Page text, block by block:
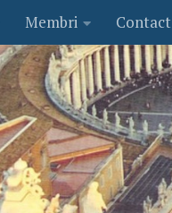
Membri Contact